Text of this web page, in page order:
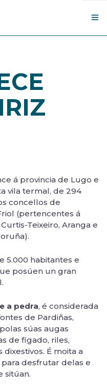
á provincia de Lugo e
vila termal, de 294
concellos de
(pertencentes á
Teixeiro, Aranga e
5.000 habitantes e
posúen un gran
a pedra, é considerada
de Pardiñas,
súas augas
de fígado, riles,
É moita a
desfrutar delas e
sitúan.